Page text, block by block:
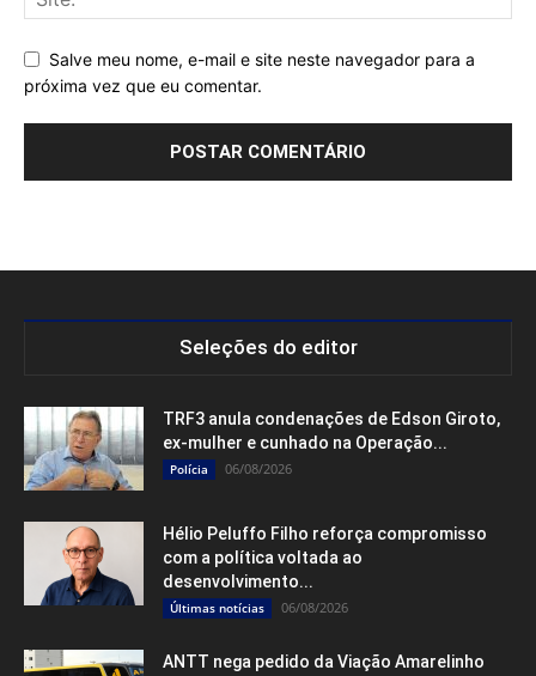
Salve meu nome, e-mail e site neste navegador para a
próxima vez que eu comentar.
Seleções do editor
TRF3 anula condenações de Edson Giroto,
ex-mulher e cunhado na Operação...
Polícia 06/08/2026
Hélio Peluffo Filho reforça compromisso
com a política voltada ao
desenvolvimento...
Últimas notícias 06/08/2026
ANTT nega pedido da Viação Amarelinho